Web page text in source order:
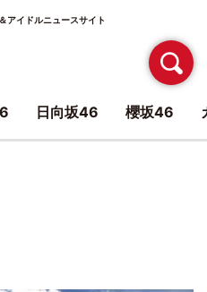
アイドルニュースサイト
日向坂46 櫻坂46